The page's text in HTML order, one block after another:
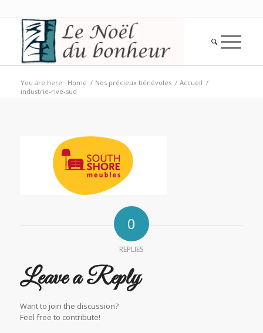
You are here: Home / Nos précieux bénévoles / Accueil /
industrie-rive-sud
0
REPLIES
Leave a Reply
Want to join the discussion?
Feel free to contribute!